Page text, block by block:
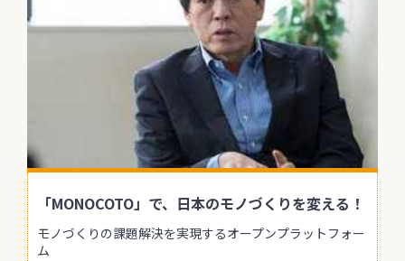
「MONOCOTO」で、日本のモノづくりを変える！
モノづくりの課題解決を実現するオープンプラットフォー
ム